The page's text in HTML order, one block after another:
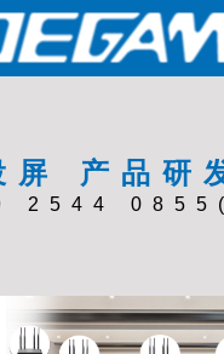
屏 产品研
2544